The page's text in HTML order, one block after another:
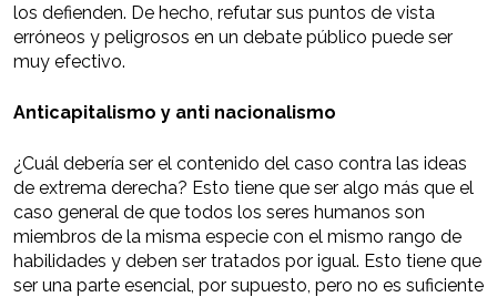
los defienden. De hecho, refutar sus puntos de vista
erróneos y peligrosos en un debate público puede ser
muy efectivo.
Anticapitalismo y anti nacionalismo
¿Cuál debería ser el contenido del caso contra las ideas
de extrema derecha? Esto tiene que ser algo más que el
caso general de que todos los seres humanos son
miembros de la misma especie con el mismo rango de
habilidades y deben ser tratados por igual. Esto tiene que
ser una parte esencial, por supuesto, pero no es suficiente